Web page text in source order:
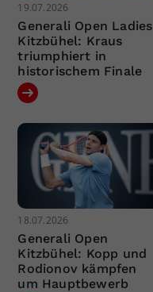
19.07.2026
Generali Open Ladies
Kitzbühel: Kraus
triumphiert in
historischem Finale
18.07.2026
Generali Open
Kitzbühel: Kopp und
Rodionov kämpfen
um Hauptbewerb